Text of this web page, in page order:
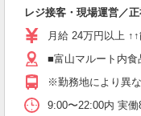
レジ接客・現場運営／
月給 24万円以上
■富山マルート内
※勤務地により異
9:00〜22:00内 実